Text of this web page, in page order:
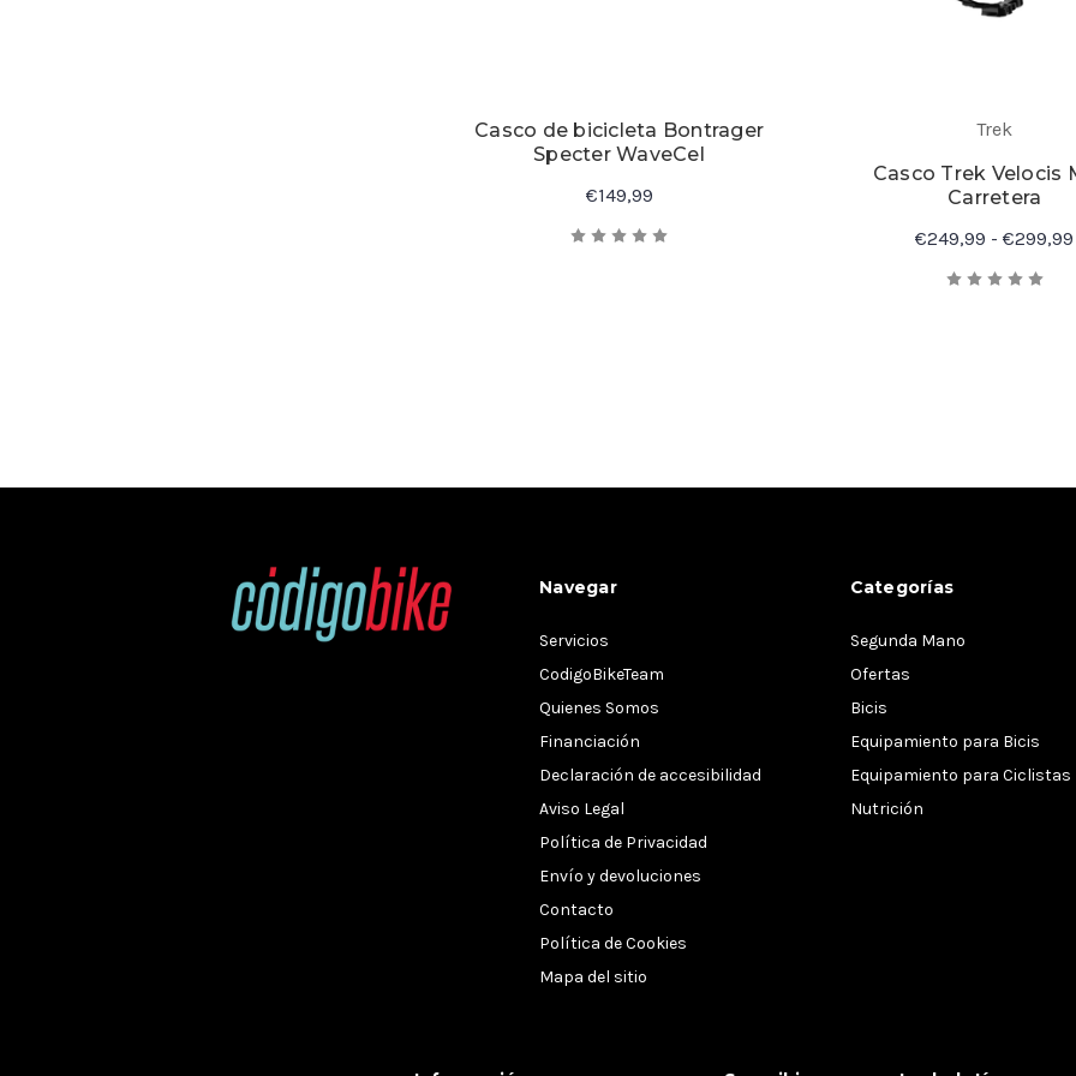
Casco de bicicleta Bontrager
Specter WaveCel
€149,99
Trek
Casco Trek Velocis
Carretera
€249,99 - €299,99
Navegar
Servicios
CodigoBikeTeam
Quienes Somos
Financiación
Declaración de accesibilidad
Aviso Legal
Política de Privacidad
Envío y devoluciones
Contacto
Política de Cookies
Mapa del sitio
Categorías
Segunda Mano
Ofertas
Bicis
Equipamiento para Bicis
Equipamiento para Ciclistas
Nutrición